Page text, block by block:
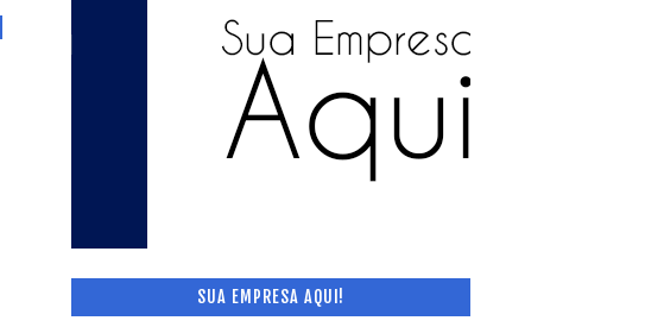
SUA EMPRESA AQUI!